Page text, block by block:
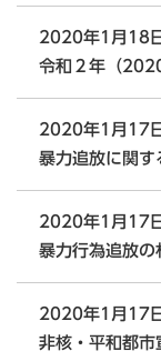
2020年1月18
令和２年（
2020年1月17
暴力追放に関す
2020年1月17
暴力行為追放の
2020年1月17
非核・平和都市